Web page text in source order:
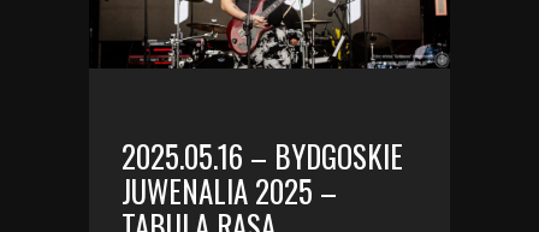
2025.05.16 – BYDGOSKIE
JUWENALIA 2025 –